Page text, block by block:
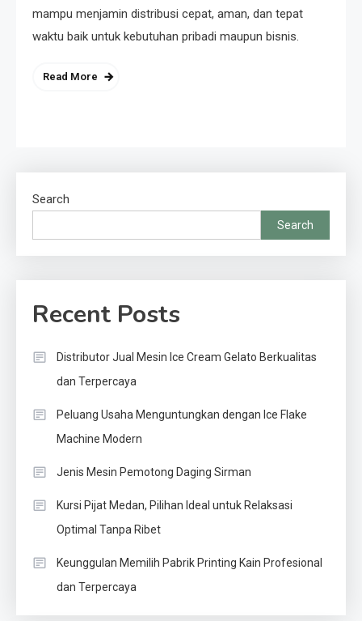
mampu menjamin distribusi cepat, aman, dan tepat
waktu baik untuk kebutuhan pribadi maupun bisnis.
Read More
Search
Search
Recent Posts
Distributor Jual Mesin Ice Cream Gelato Berkualitas
dan Terpercaya
Peluang Usaha Menguntungkan dengan Ice Flake
Machine Modern
Jenis Mesin Pemotong Daging Sirman
Kursi Pijat Medan, Pilihan Ideal untuk Relaksasi
Optimal Tanpa Ribet
Keunggulan Memilih Pabrik Printing Kain Profesional
dan Terpercaya